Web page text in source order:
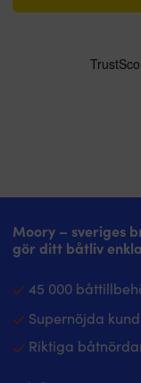
Moory – sveriges
gör ditt båtliv
45 000
Supernöjda
Riktiga